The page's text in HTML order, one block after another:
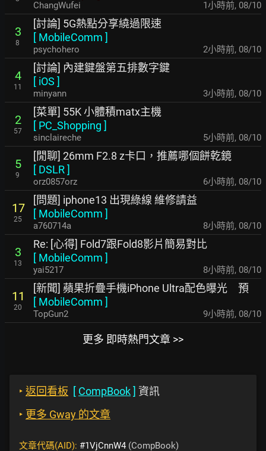
ChangWufei 1小時前, 08/10
3
8
[討論] 5G熱點分享繞過限速
[ MobileComm ]
psychohero 2小時前, 08/10
4
11
[討論] 內建鍵盤第五排數字鍵
[ iOS ]
minyann 3小時前, 08/10
2
57
[菜單] 55K 小體積matx主機
[ PC_Shopping ]
sinclaireche 5小時前, 08/10
5
9
[閒聊] 26mm F2.8 z卡口，推薦哪個餅乾鏡
[ DSLR]
orz0857orz 6小時前, 08/10
17
25
[問題] iphone13 出現綠線 維修請益
[ MobileComm ]
a760714a 8小時前, 08/10
3
13
Re: [心得] Fold7跟Fold8影片簡易對比
[ MobileComm ]
yai5217 8小時前, 08/10
11
20
[新聞] 蘋果折疊手機iPhone Ultra配色曝光 預
[ MobileComm ]
TopGun2 9小時前, 08/10
更多 即時熱門文章 >>
‣ 返回看板 [ CompBook] 資訊
‣ 更多 Gway 的文章
文章代碼(AID): #1VjCnnW4 (CompBook)